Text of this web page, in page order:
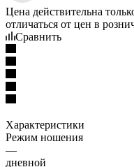
Цена действительна
отличаться от цен в
Сравнить
Характеристики
Режим ношения
—
дневной